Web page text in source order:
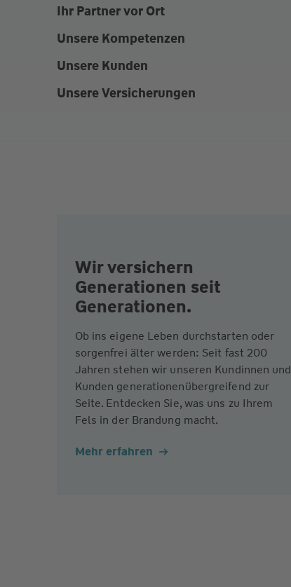
Ihr Partner vor Ort
Unsere Kompetenzen
Unsere Kunden
Unsere Versicherungen
Wir versichern
Generationen seit
Generationen.
Ob ins eigene Leben durchstarten oder
sorgenfrei älter werden: Seit fast 200
Jahren stehen wir unseren Kundinnen und
Kunden generationenübergreifend zur
Seite. Entdecken Sie, was uns zu Ihrem
Fels in der Brandung macht.
Mehr erfahren